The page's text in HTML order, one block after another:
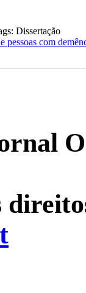
Dissertação
pessoas com